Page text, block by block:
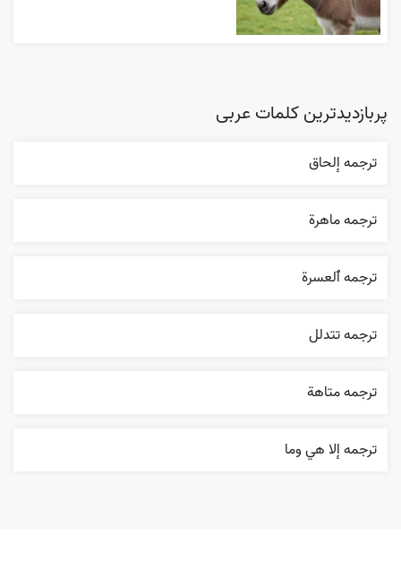
پربازدیدترین کلمات عربی
ترجمه إلحاق
ترجمه ماهرة
ترجمه ٱلعسرة
ترجمه تتدلل
ترجمه متاهة
ترجمه إلا هي وما